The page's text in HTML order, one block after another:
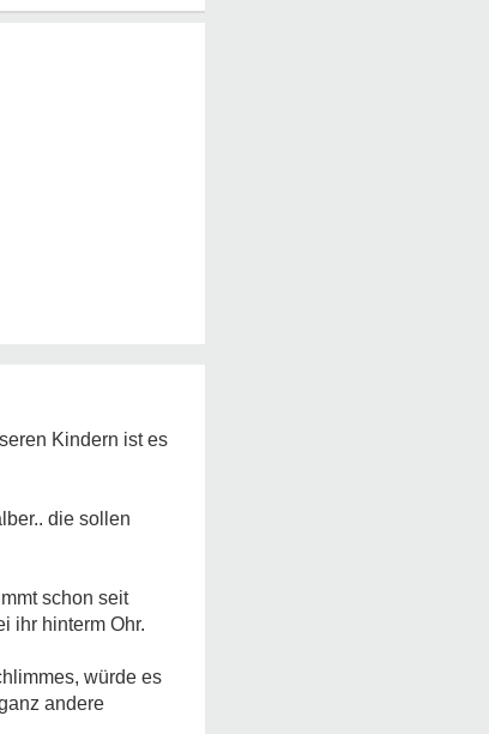
Kindern ist es
die sollen
schon seit
ihr hinterm Ohr.
würde es
andere